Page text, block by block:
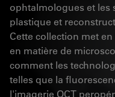
ophtalmologues et les
plastique et
Cette collection met
en matière de
comment les
telles que la
l'imagerie OCT